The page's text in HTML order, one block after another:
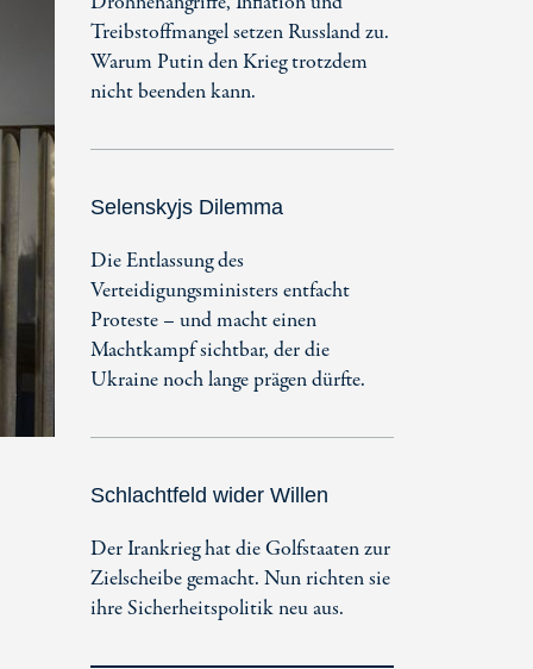
Treibstoffmangel setzen Russland zu.
Warum Putin den Krieg trotzdem
nicht beenden kann.
Selenskyjs Dilemma
Die Entlassung des
Verteidigungsministers entfacht
Proteste – und macht einen
Machtkampf sichtbar, der die
Ukraine noch lange prägen dürfte.
Schlachtfeld wider Willen
Der Irankrieg hat die Golfstaaten zur
Zielscheibe gemacht. Nun richten sie
ihre Sicherheitspolitik neu aus.